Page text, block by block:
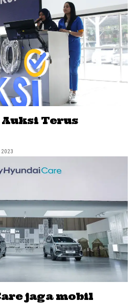
Terus
jaga mobil